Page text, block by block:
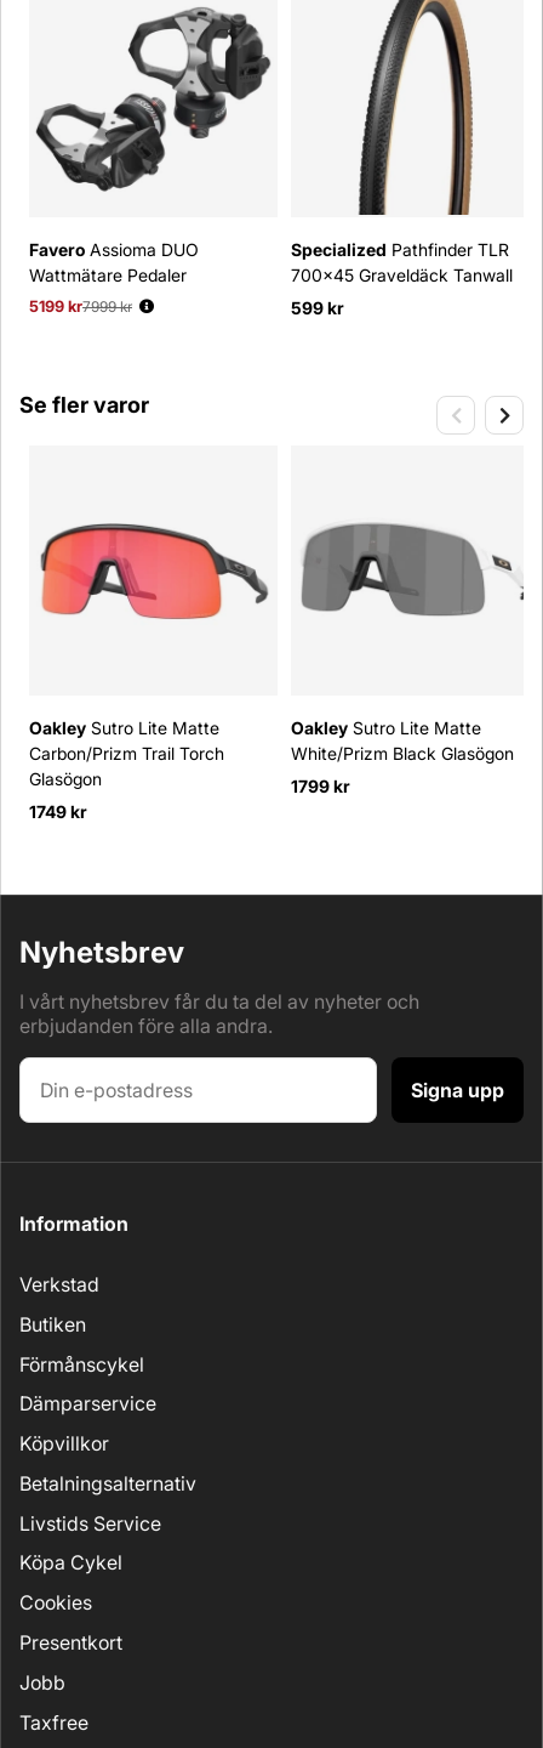
Favero Assioma DUO
Wattmätare Pedaler
5199 kr
Ordinarie pris:
7999 kr
Specialized Pathfinder TLR
700x45 Graveldäck Tanwall
599 kr
Se fler varor
Oakley Sutro Lite Matte
Carbon/Prizm Trail Torch
Glasögon
1749 kr
Oakley Sutro Lite Matte
White/Prizm Black Glasögon
1799 kr
Nyhetsbrev
I vårt nyhetsbrev får du ta del av nyheter och
erbjudanden före alla andra.
Signa upp
Information
Verkstad
Butiken
Förmånscykel
Dämparservice
Köpvillkor
Betalningsalternativ
Livstids Service
Köpa Cykel
Cookies
Presentkort
Jobb
Taxfree